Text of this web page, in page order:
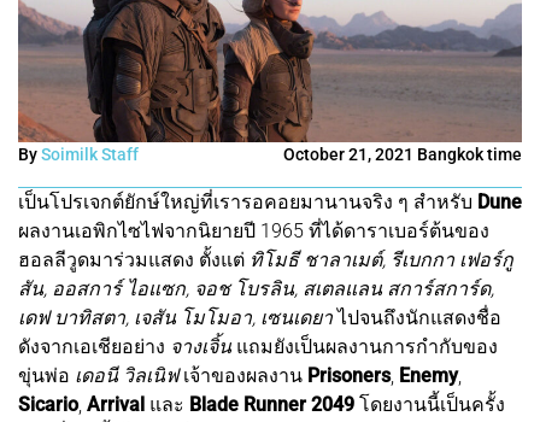
BySoimilk Staff October 21, 2021 Bangkok time
เป็นโปรเจกต์ยักษ์ใหญ่ที่เรารอคอยมานานจริง ๆ สำหรับ Dune
ผลงานเอพิกไซไฟจากนิยายปี 1965 ที่ได้ดาราเบอร์ต้นของ
ฮอลลีวูดมาร่วมแสดง ตั้งแต่ ทิโมธี ชาลาเมต์, รีเบกกา เฟอร์กู
สัน, ออสการ์ ไอแซก, จอช โบรลิน, สเตลแลน สการ์สการ์ด,
เดฟ บาทิสตา, เจสัน โมโมอา, เซนเดยาไปจนถึงนักแสดงชื่อ
ดังจากเอเชียอย่าง จางเจิ้น แถมยังเป็นผลงานการกำกับของ
ขุ่นพ่อ เดอนี วิลเนิฟเจ้าของผลงาน Prisoners, Enemy,
Sicario, Arrival และ Blade Runner 2049 โดยงานนี้เป็นครั้ง